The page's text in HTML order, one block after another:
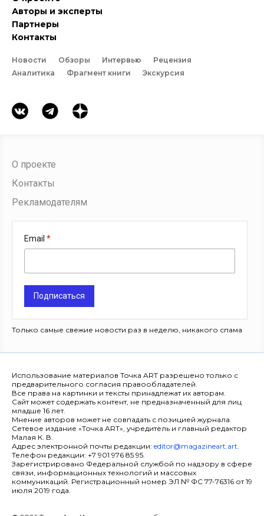
Авторы и эксперты
Партнеры
Контакты
Новости Обзоры Интервью
Рецензия
Аналитика
Фрагмент книги Экскурсия
О проекте
Контакты
Рекламодателям
Email
Подписаться
Только самые свежие новости раз в неделю, никакого спама
Использование материалов Точка ART разрешено только с
предварительного согласия правообладателей.
Все права на картинки и тексты принадлежат их авторам.
Сайт может содержать контент, не предназначенный для лиц
младше 16 лет.
Мнение авторов может не совпадать с позицией журнала.
Сетевое издание «Точка ART», учредитель и главный редактор
Малая К. В.
Адрес электронной почты редакции: editor@magazineart.art.
Телефон редакции: +7 901 976 85 95.
Зарегистрировано Федеральной службой по надзору в сфере
связи, информационных технологий и массовых
коммуникаций. Регистрационный номер ЭЛ № ФС 77-76316 от 19
июля 2019 года.